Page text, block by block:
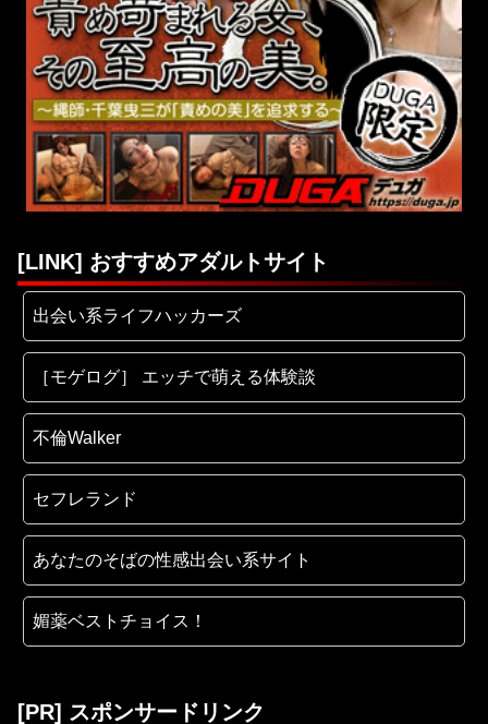
[LINK] おすすめアダルトサイト
出会い系ライフハッカーズ
［モゲログ］ エッチで萌える体験談
不倫Walker
セフレランド
あなたのそばの性感出会い系サイト
媚薬ベストチョイス！
[PR] スポンサードリンク